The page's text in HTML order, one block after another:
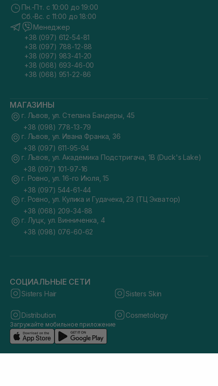
Пн.-Пт. с 10:00 до 19:00
Сб.-Вс. с 11:00 до 18:00
Менеджер
+38 (097) 612-54-81
+38 (097) 788-12-88
+38 (097) 983-41-20
+38 (068) 693-46-00
+38 (068) 951-22-86
МАГАЗИНЫ
г. Львов, ул. Степана Бандеры, 45
+38 (098) 778-13-79
г. Львов, ул. Ивана Франка, 36
+38 (097) 611-95-94
г. Львов, ул. Академика Подстригача, 1В (Duck's Lake)
+38 (097) 101-97-16
г. Ровно, ул. 16-го Июля, 15
+38 (097) 544-61-44
г. Ровно, ул. Кулика и Гудачека, 23 (ТЦ Экватор)
+38 (068) 209-34-88
г. Луцк, ул. Винниченка, 4
+38 (098) 076-60-62
СОЦИАЛЬНЫЕ СЕТИ
Sisters Hair Sisters Skin
Distribution Cosmetology
Загружайте мобильное приложение